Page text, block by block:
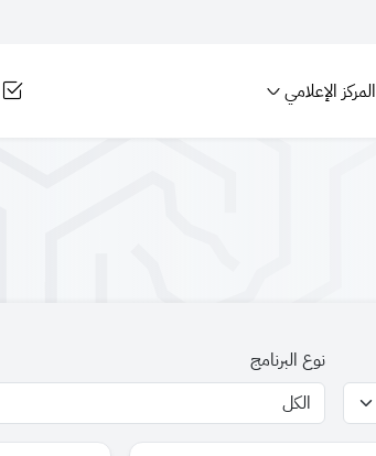
المركز الإعلامي
نوع البرنامج